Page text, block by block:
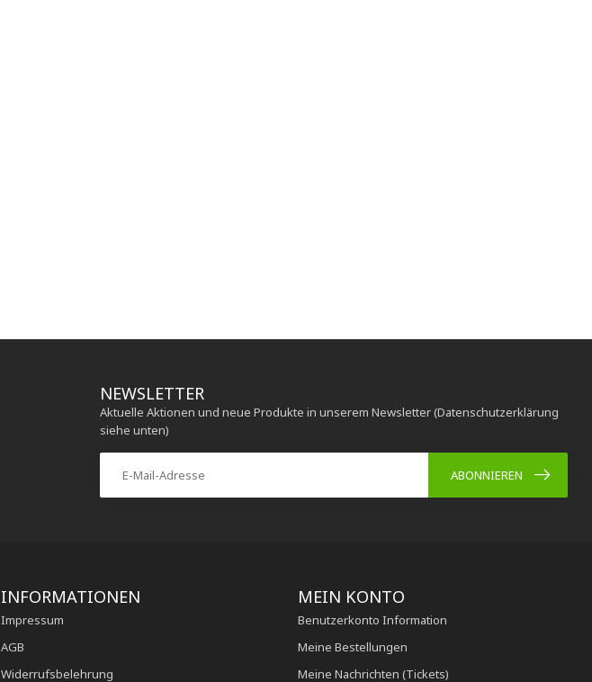
NEWSLETTER
Aktuelle Aktionen und neue Produkte in unserem Newsletter (Datenschutzerklärung
siehe unten)
ABONNIEREN
INFORMATIONEN
Impressum
AGB
Widerrufsbelehrung
MEIN KONTO
Benutzerkonto Information
Meine Bestellungen
Meine Nachrichten (Tickets)